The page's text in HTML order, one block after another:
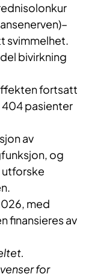
svimmelhet.
bivirkning
fortsatt
404 pasienter
av
og
utforske
med
finansieres av
for